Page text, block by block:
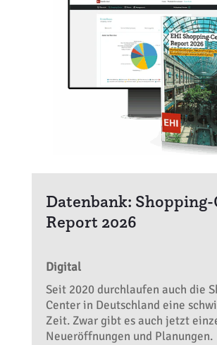
Datenbank:
Report 2026
Digital
Seit 2020 durchlaufen auch die
Center in Deutschland eine
Zeit. Zwar gibt es auch jetzt
Neueröffnungen und Planungen.